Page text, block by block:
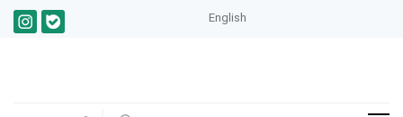
English